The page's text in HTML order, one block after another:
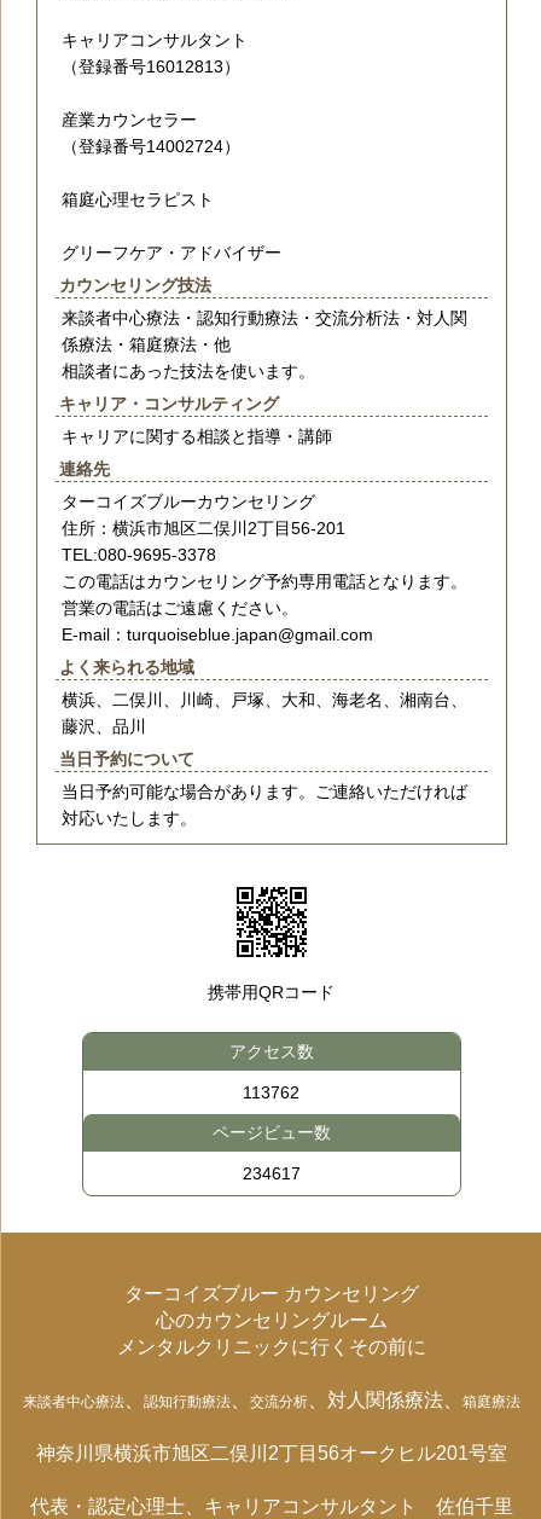
キャリアコンサルタント
（登録番号16012813）
産業カウンセラー
（登録番号14002724）
箱庭心理セラピスト
グリーフケア・アドバイザー
カウンセリング技法
来談者中心療法・認知行動療法・交流分析法・対人関
係療法・箱庭療法・他
相談者にあった技法を使います。
キャリア・コンサルティング
キャリアに関する相談と指導・講師
連絡先
ターコイズブルーカウンセリング
住所：横浜市旭区二俣川2丁目56-201
TEL:080-9695-3378
この電話はカウンセリング予約専用電話となります。
営業の電話はご遠慮ください。
E-mail：turquoiseblue.japan@gmail.com
よく来られる地域
横浜、二俣川、川崎、戸塚、大和、海老名、湘南台、
藤沢、品川
当日予約について
当日予約可能な場合があります。ご連絡いただければ
対応いたします。
携帯用QRコード
アクセス数
113762
ページビュー数
234617
ターコイズブルー カウンセリング
心のカウンセリングルーム
メンタルクリニックに行くその前に
来談者中心療法 認知行動療法 交流分析 、対人関係療法、 箱庭療法
神奈川県横浜市旭区二俣川2丁目56オークヒル201号室
代表・認定心理士、キャリアコンサルタント 佐伯千里